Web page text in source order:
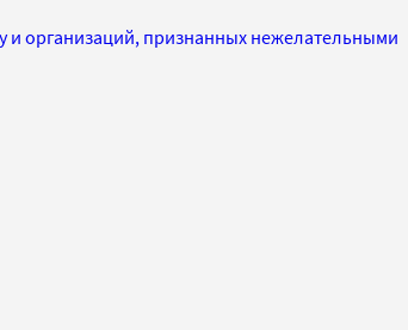
и организаций, признанных нежелательными